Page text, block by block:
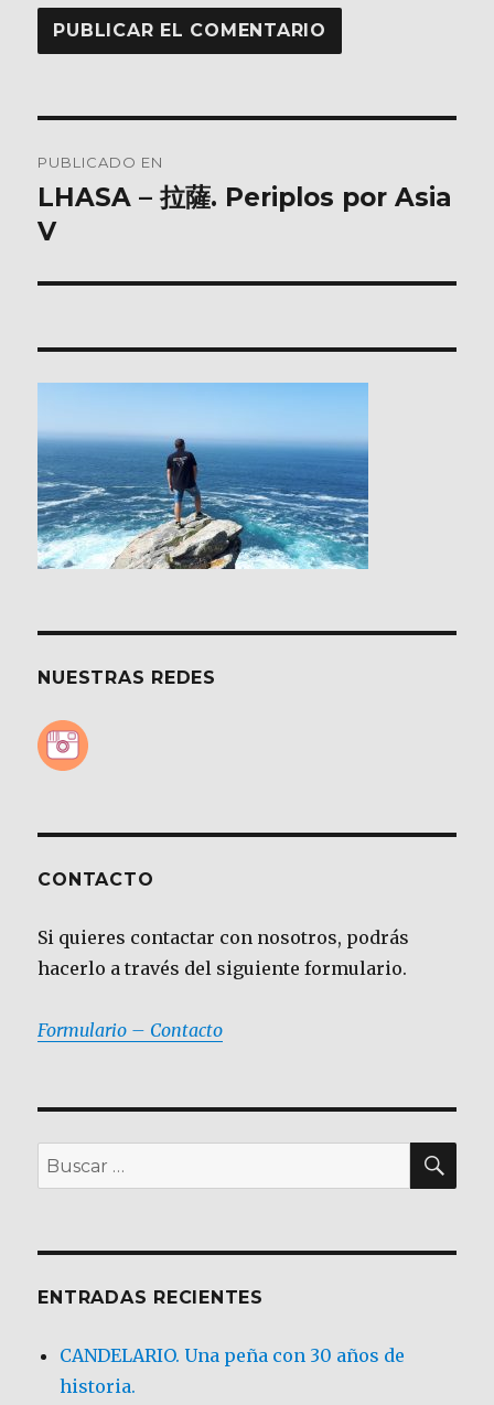
de
entradas
PUBLICADO EN
LHASA – 拉薩. Periplos por Asia
V
NUESTRAS REDES
CONTACTO
Si quieres contactar con nosotros, podrás
hacerlo a través del siguiente formulario.
Formulario – Contacto
Buscar
por:
ENTRADAS RECIENTES
CANDELARIO. Una peña con 30 años de
historia.